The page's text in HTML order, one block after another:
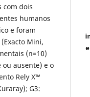
com dois
humanos
e foram
Mini,
(n=10)
ausente) e o
Rely X™
G3: